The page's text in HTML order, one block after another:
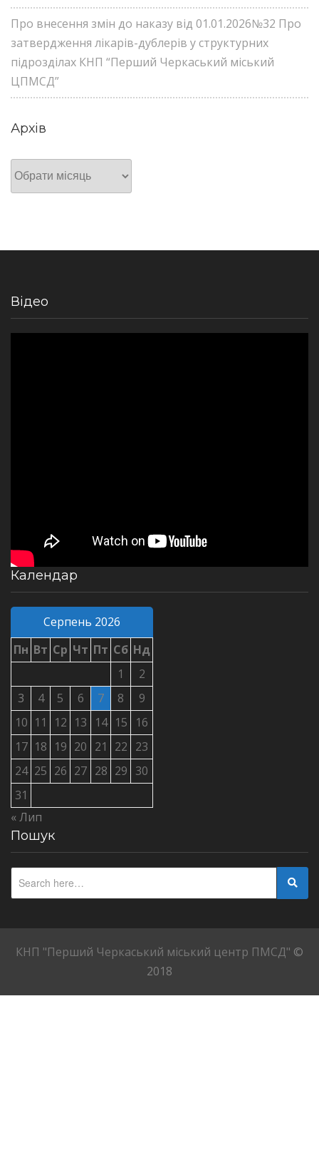
Про внесення змін до наказу від 01.01.2026№32 Про
затвердження лікарів-дублерів у структурних
підрозділах КНП “Перший Черкаський міський
ЦПМСД”
Архів
Архів
Відео
Календар
Серпень 2026
Пн Вт Ср Чт Пт Сб Нд
1
2
3
4 5 6 7 8
9
10 11 12 13 14 15
16
17 18 19 20 21 22 23
24 25 26 27 28 29 30
31
« Лип
Пошук
КНП "Перший Черкаський міський центр ПМСД" ©
2018